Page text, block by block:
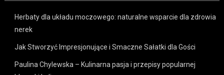
Herbaty dla układu moczowego: naturalne wsparcie dla zdrowia
nerek
Jak Stworzyć Impresjonujące i Smaczne Sałatki dla Gości
Paulina Chylewska – Kulinarna pasja i przepisy popularnej